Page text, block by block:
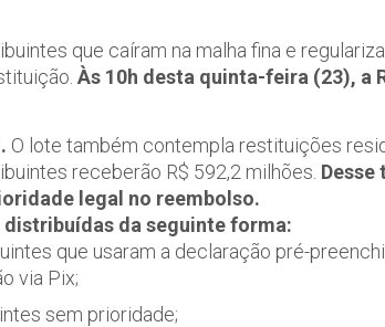
que caíram na malha fina e
Às 10h desta quinta-feira (23), a
O lote também contempla restituições
receberão R$ 592,2 milhões. Desse
legal no reembolso.
da seguinte forma:
que usaram a declaração pré-
via Pix;
sem prioridade;